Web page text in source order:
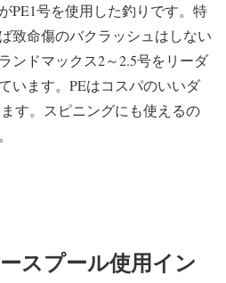
PE1号を使用した釣りです。特
致命傷のバクラッシュはしない
ンドマックス2～2.5号をリーダ
います。PEはコスパのいいダ
す。スピニングにも使えるの
スプール使用イン